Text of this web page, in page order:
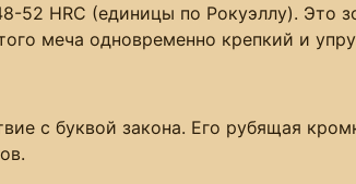
52 HRC (единицы по Рокуэллу).
меча одновременно крепкий и
с буквой закона. Его рубящая